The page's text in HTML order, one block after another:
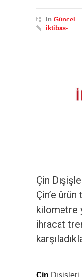
In Güncel
iktibas-
Çin
Çin’e
kilometre
ihracat
Çin Dışişleri